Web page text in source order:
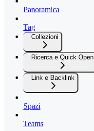
Panoramica
Tag
Collezioni
Ricerca e Quick Open
Link e Backlink
Spazi
Teams